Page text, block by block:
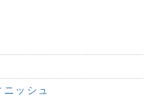
ッシュ